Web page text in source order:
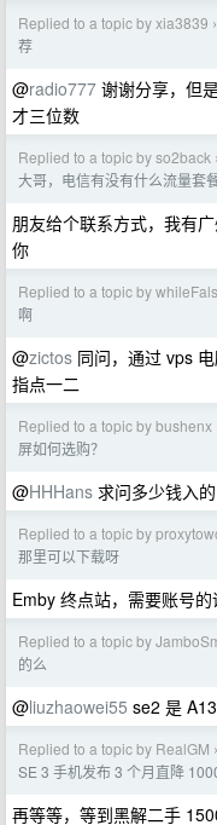
Replied to a topic by xia3839 ›
荐
@radio777 谢谢分享，但
才三位数
Replied to a topic by so2back ›
大哥，电信有没有什么流量套
朋友给个联系方式，我有
你
Replied to a topic by
啊
@zictos 同问，通过 vps
指点一二
Replied to a topic by bushenx
屏如何选购？
@HHHans 求问多少钱入的
Replied to a topic by
那里可以下载呀
Emby 终点站，需要账号
Replied to a topic by
的么
@liuzhaowei55 se2 是
Replied to a topic by RealGM ›
SE 3 手机发布 3 个月直降
再等等，等到黑解二手